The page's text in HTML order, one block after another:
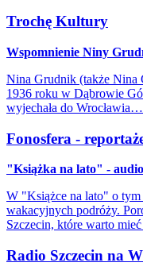
Trochę Kultury
Wspomnienie Niny
Nina Grudnik (także Nina
1936 roku w Dąbrowie
wyjechała do Wrocławia…
Fonosfera -
"Książka na lato" -
W "Książce na lato" o tym
wakacyjnych podróży.
Szczecin, które warto
Radio Szczecin na